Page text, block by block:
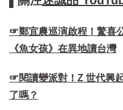
☞鄭宜農巡演啟程！驚喜
《魚女孩》在異地讀台灣
☞閱讀變派對！Z 世代興
了嗎？